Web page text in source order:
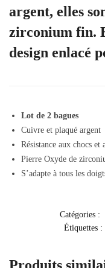
argent, elles
zirconium fin.
design enlacé
Lot de 2 bagues
Cuivre et plaqué argent
Résistance aux chocs et
Pierre Oxyde de
S’adapte à tous les
Catégories :
Étiquettes :